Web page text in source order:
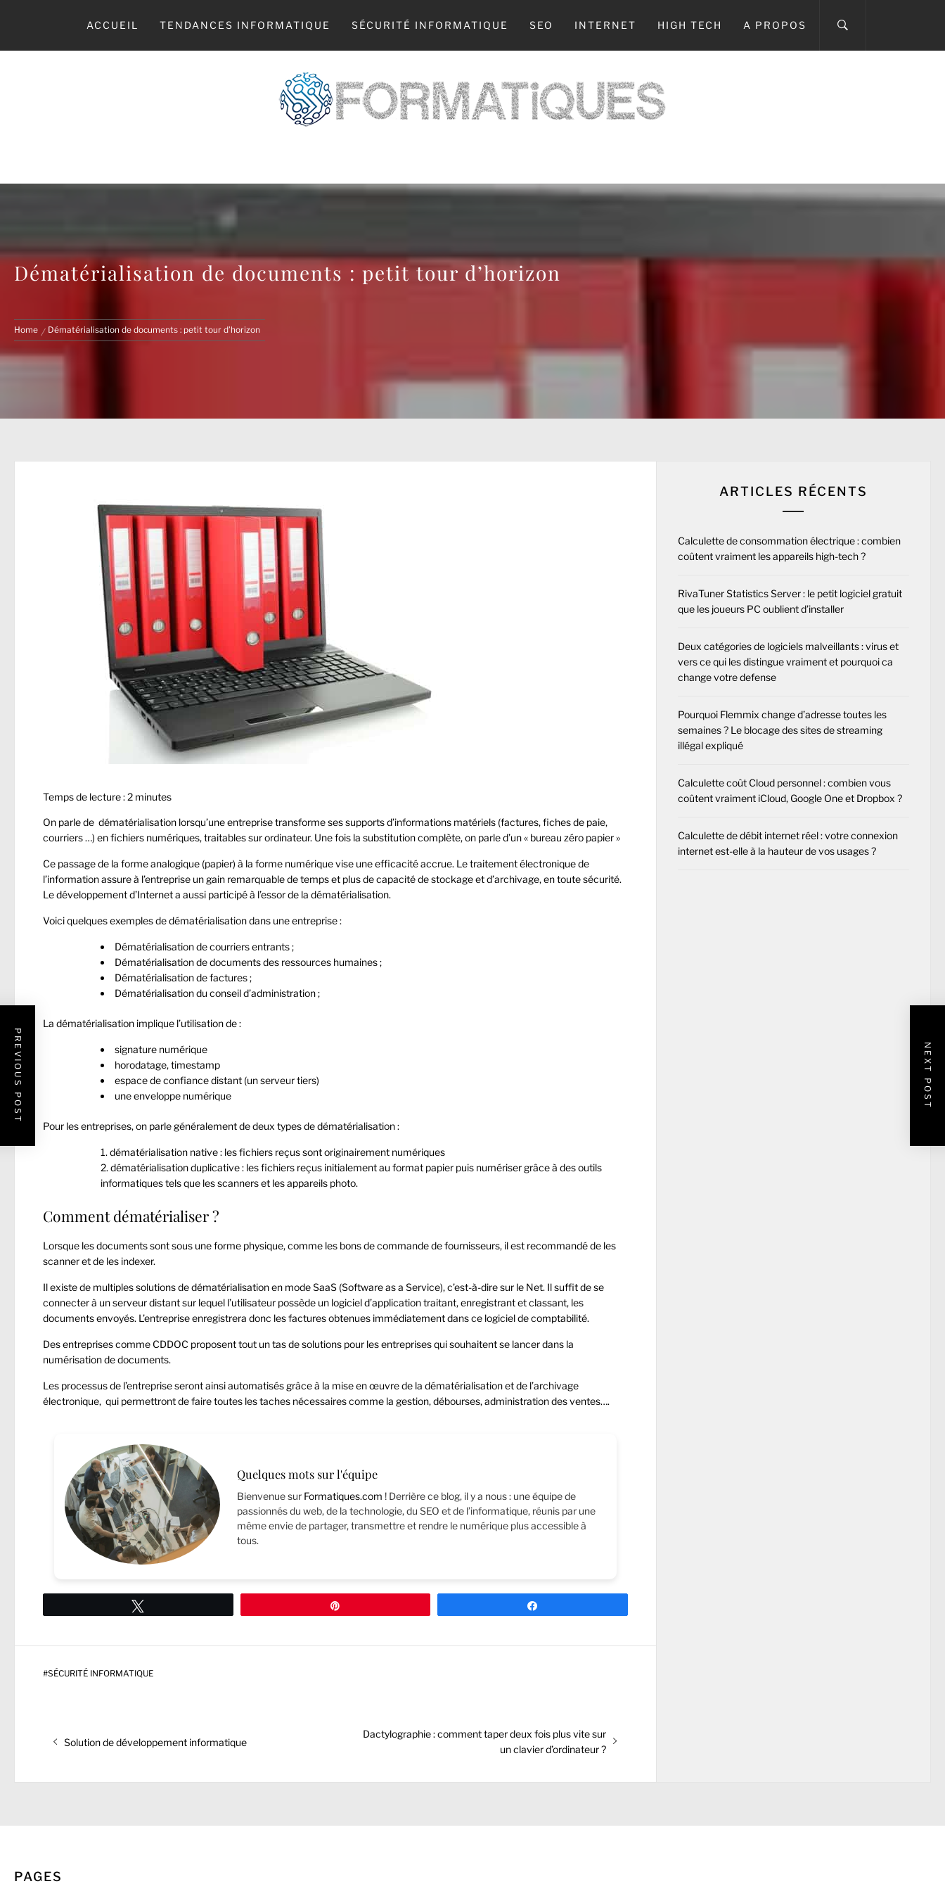
ACCUEIL TENDANCES INFORMATIQUE SÉCURITÉ INFORMATIQUE SEO INTERNET HIGH TECH A PROPOS
Dématérialisation de documents : petit tour d’horizon
Home Dématérialisation de documents : petit tour d’horizon
Temps de lecture :2 minutes
On parle de dématérialisation lorsqu’une entreprise transforme ses supports d’informations matériels (factures, fiches de paie,
courriers …) en fichiers numériques, traitables sur ordinateur. Une fois la substitution complète, on parle d’un « bureau zéro papier »
Ce passage de la forme analogique (papier) à la forme numérique vise une efficacité accrue. Le traitement électronique de
l’information assure à l’entreprise un gain remarquable de temps et plus de capacité de stockage et d’archivage, en toute sécurité.
Le développement d’Internet a aussi participé à l’essor de la dématérialisation.
Voici quelques exemples de dématérialisation dans une entreprise :
Dématérialisation de courriers entrants ;
Dématérialisation de documents des ressources humaines ;
Dématérialisation de factures ;
Dématérialisation du conseil d’administration ;
La dématérialisation implique l’utilisation de :
signature numérique
horodatage, timestamp
espace de confiance distant (un serveur tiers)
une enveloppe numérique
Pour les entreprises, on parle généralement de deux types de dématérialisation :
dématérialisation native : les fichiers reçus sont originairement numériques
dématérialisation duplicative : les fichiers reçus initialement au format papier puis numériser grâce à des outils
informatiques tels que les scanners et les appareils photo.
Comment dématérialiser ?
Lorsque les documents sont sous une forme physique, comme les bons de commande de fournisseurs, il est recommandé de les
scanner et de les indexer.
Il existe de multiples solutions de dématérialisation en mode SaaS (Software as a Service), c’est-à-dire sur le Net. Il suffit de se
connecter à un serveur distant sur lequel l’utilisateur possède un logiciel d’application traitant, enregistrant et classant, les
documents envoyés. L’entreprise enregistrera donc les factures obtenues immédiatement dans ce logiciel de comptabilité.
Des entreprises comme CDDOC proposent tout un tas de solutions pour les entreprises qui souhaitent se lancerdans la
numérisation de documents.
Les processus de l’entreprise seront ainsi automatisés grâce à la mise en œuvre de la dématérialisationet de l’archivage
électronique, qui permettront de faire toutes les taches nécessaires comme la gestion, débourses, administration des ventes….
Quelques mots sur l'équipe
Bienvenue sur Formatiques.com ! Derrière ce blog, il y a nous : une équipe de
passionnés du web, de la technologie, du SEO et de l’informatique, réunis par une
même envie de partager, transmettre et rendre le numérique plus accessible à
tous.
#SÉCURITÉ INFORMATIQUE
de
Previous
Solution de développement informatique
Next
Dactylographie : comment taper deux fois plus vite sur
un clavier d’ordinateur ?
PREVIOUS POST NEXT POST
ARTICLES RÉCENTS
Calculette de consommation électrique : combien
coûtent vraiment les appareils high-tech ?
RivaTuner Statistics Server : le petit logiciel gratuit
que les joueurs PC oublient d’installer
Deux catégories de logiciels malveillants : virus et
vers ce qui les distingue vraiment et pourquoi ca
change votre defense
Pourquoi Flemmix change d’adresse toutes les
semaines ? Le blocage des sites de streaming
illégal expliqué
Calculette coût Cloud personnel : combien vous
coûtent vraiment iCloud, Google One et Dropbox ?
Calculette de débit internet réel : votre connexion
internet est-elle à la hauteur de vos usages ?
PAGES